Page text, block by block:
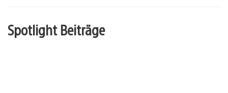
Spotlight Beiträge